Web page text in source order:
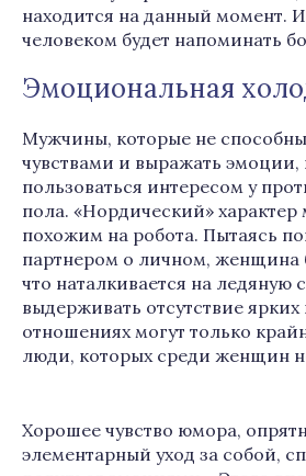
находится на данный момент.
человеком будет напоминать
Эмоциональная
Мужчины, которые не
чувствами и выражать эмоции,
пользоваться интересом у
пола. «Нордический» характер
похожим на робота. Пытаясь
партнером о личном, женщина
что наталкивается на ледяную
выдерживать отсутствие
отношениях могут только
люди, которых среди женщин
Хорошее чувство юмора,
элементарный уход за собой,